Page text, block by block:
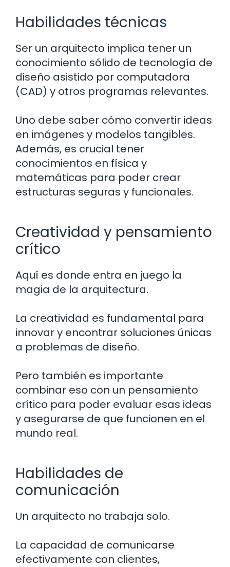
Habilidades técnicas
Ser un arquitecto implica tener un
conocimiento sólido de tecnología de
diseño asistido por computadora
(CAD) y otros programas relevantes.
Uno debe saber cómo convertir ideas
en imágenes y modelos tangibles.
Además, es crucial tener
conocimientos en física y
matemáticas para poder crear
estructuras seguras y funcionales.
Creatividad y pensamiento
crítico
Aquí es donde entra en juego la
magia de la arquitectura.
La creatividad es fundamental para
innovar y encontrar soluciones únicas
a problemas de diseño.
Pero también es importante
combinar eso con un pensamiento
crítico para poder evaluar esas ideas
y asegurarse de que funcionen en el
mundo real.
Habilidades de
comunicación
Un arquitecto no trabaja solo.
La capacidad de comunicarse
efectivamente con clientes,